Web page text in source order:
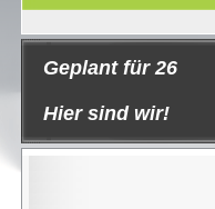
Geplant für 26
Hier sind wir!